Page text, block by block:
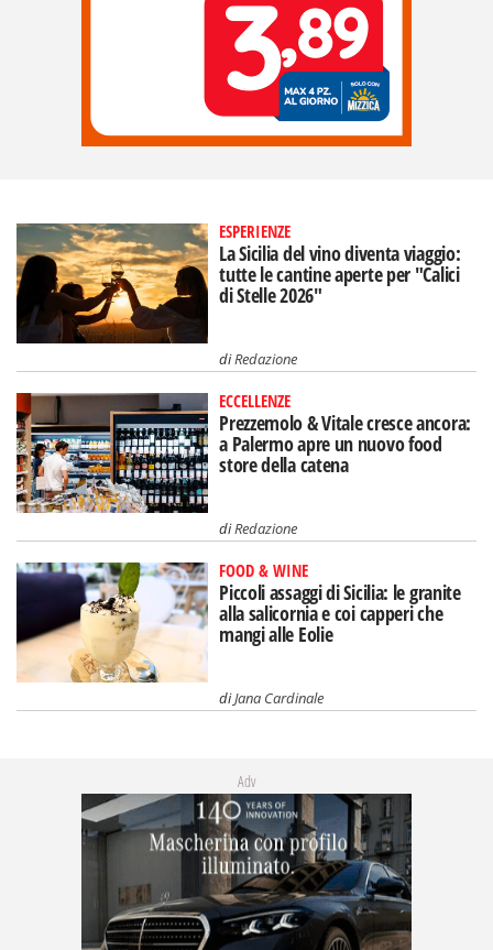
ESPERIENZE
La Sicilia del vino diventa viaggio:
tutte le cantine aperte per "Calici
di Stelle 2026"
diRedazione
ECCELLENZE
Prezzemolo & Vitale cresce ancora:
a Palermo apre un nuovo food
store della catena
diRedazione
FOOD & WINE
Piccoli assaggi di Sicilia: le granite
alla salicornia e coi capperi che
mangi alle Eolie
diJana Cardinale
Adv